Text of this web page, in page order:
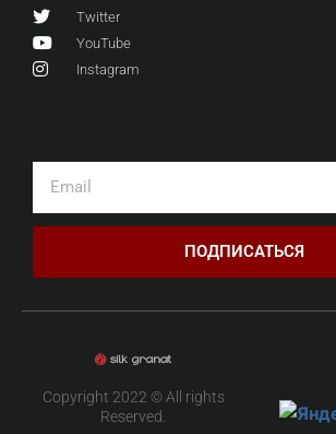
Twitter
YouTube
Instagram
ПОДПИСАТЬСЯ
Copyright 2022 © All rights
Reserved.